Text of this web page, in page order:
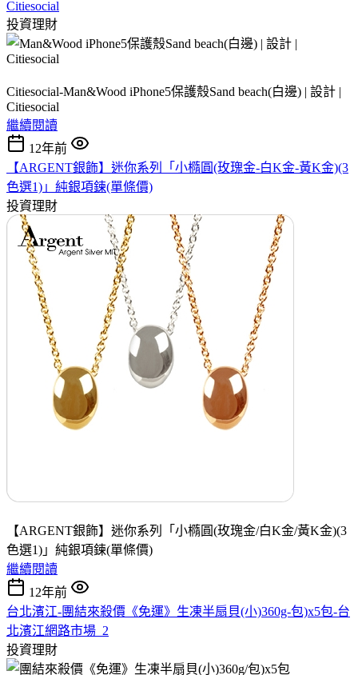
Citiesocial
投資理財
Citiesocial-Man&Wood iPhone5保護殼Sand beach(白邊) | 設計 |
Citiesocial
繼續閱讀
12年前
【ARGENT銀飾】迷你系列「小橢圓(玫瑰金-白K金-黃K金)(3
色選1)」純銀項鍊(單條價)
投資理財
【ARGENT銀飾】迷你系列「小橢圓(玫瑰金/白K金/黃K金)(3
色選1)」純銀項鍊(單條價)
繼續閱讀
12年前
台北濱江-團結來殺價《免運》生凍半扇貝(小)360g-包)x5包-台
北濱江網路市場_2
投資理財